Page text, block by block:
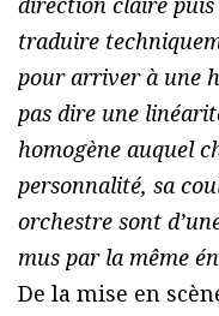
traduire
pour arriver à une
pas dire une
homogène auquel
personnalité, sa
orchestre sont
mus par la même
De la mise en